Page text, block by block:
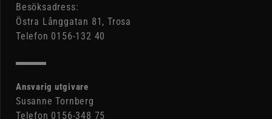
Besöksadress:
Östra Långgatan 81, Trosa
Telefon 0156-132 40
Ansvarig utgivare
Susanne Tornberg
Telefon 0156-348 75